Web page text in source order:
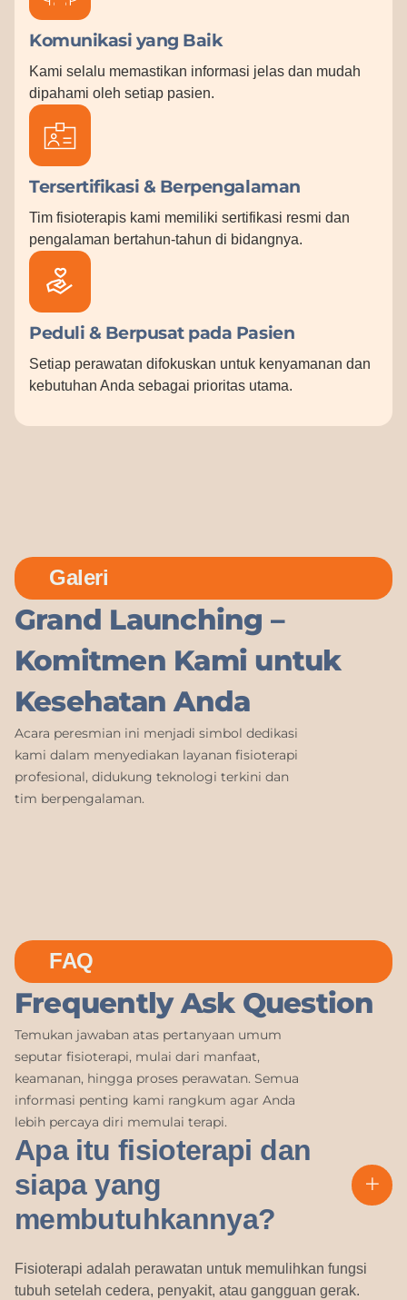
Komunikasi yang Baik
Kami selalu memastikan informasi jelas dan mudah
dipahami oleh setiap pasien.
Tersertifikasi & Berpengalaman
Tim fisioterapis kami memiliki sertifikasi resmi dan
pengalaman bertahun-tahun di bidangnya.
Peduli & Berpusat pada Pasien
Setiap perawatan difokuskan untuk kenyamanan dan
kebutuhan Anda sebagai prioritas utama.
Galeri
Grand Launching –
Komitmen Kami untuk
Kesehatan Anda
Acara peresmian ini menjadi simbol dedikasi
kami dalam menyediakan layanan fisioterapi
profesional, didukung teknologi terkini dan
tim berpengalaman.
FAQ
Frequently Ask Question
Temukan jawaban atas pertanyaan umum
seputar fisioterapi, mulai dari manfaat,
keamanan, hingga proses perawatan. Semua
informasi penting kami rangkum agar Anda
lebih percaya diri memulai terapi.
Apa itu fisioterapi dan
siapa yang
membutuhkannya?
Fisioterapi adalah perawatan untuk memulihkan fungsi
tubuh setelah cedera, penyakit, atau gangguan gerak.